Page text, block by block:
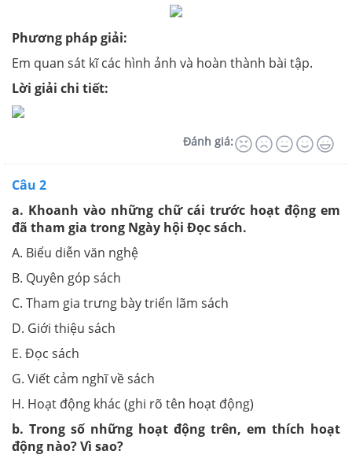
Phương pháp giải:
Em quan sát kĩ các hình ảnh và hoàn thành bài tập.
Lời giải chi tiết:
Đánh giá:
Câu 2
a. Khoanh vào những chữ cái trước hoạt động em
đã tham gia trong Ngày hội Đọc sách.
A. Biểu diễn văn nghệ
B. Quyên góp sách
C. Tham gia trưng bày triển lãm sách
D. Giới thiệu sách
E. Đọc sách
G. Viết cảm nghĩ về sách
H. Hoạt động khác (ghi rõ tên hoạt động)
b. Trong số những hoạt động trên, em thích hoạt
động nào? Vì sao?